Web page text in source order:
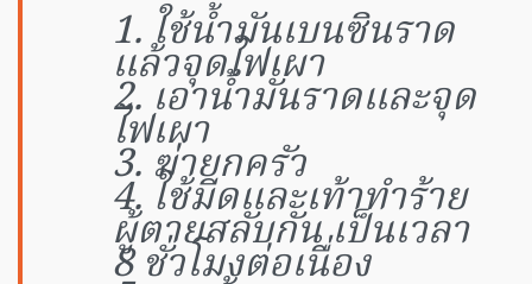
1. ใช้น้ำมันเบนซินราด
แล้วจุดไฟเผา
2. เอาน้ำมันราดและจุด
ไฟเผา
3. ฆ่ายกครัว
4. ใช้มีดและเท้าทำร้าย
ผู้ตายสลับกัน เป็นเวลา
8 ชั่วโมงต่อเนื่อง